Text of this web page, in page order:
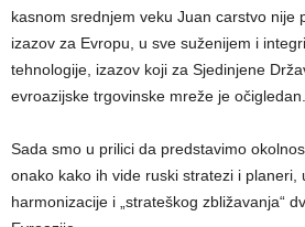
kasnom srednjem veku Juan carstvo nije
izazov za Evropu, u sve suženijem i
tehnologije, izazov koji za Sjedinjene
evroazijske trgovinske mreže je očigledan.
Sada smo u prilici da predstavimo
onako kako ih vide ruski stratezi i planeri,
harmonizacije i „strateškog zbližavanja“